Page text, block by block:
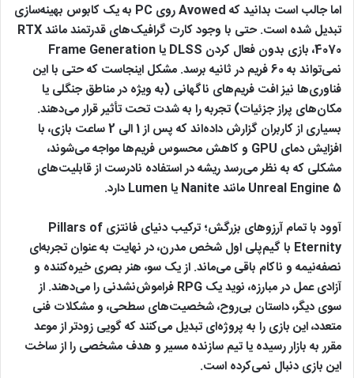
اما جالب است بدانید که Avowed روی PC به یک کابوس بهینه‌سازی
تبدیل شده است. حتی با وجود کارت گرافیک‌های قدرتمند مانند RTX
4070، بازی بدون فعال کردن DLSS یا Frame Generation
نمی‌تواند به 60 فریم در ثانیه برسد. مشکل اینجاست که حتی با این
فناوری‌ها نیز افت فریم‌های ناگهانی (به ویژه در مناطق جنگلی یا
مکان‌های پراز جزئیات) تجربه را به شدت تحت تأثیر قرار می‌دهند.
بسیاری از کاربران گزارش داده‌اند که پس از 1 الی 2 ساعت بازی، با
افزایش دمای GPU و کاهش محسوس فریم‌ها مواجه می‌شوند،
مشکلی که به نظر می‌رسد ریشه در استفاده نادرست از قابلیت‌های
Unreal Engine 5 مانند Nanite یا Lumen دارد.
آوود با تمام آرزوهای بزرگش؛ ترکیب دنیای فانتزی Pillars of
Eternity با گیم‌پلی اول شخص مدرن، در نهایت به عنوان تجربه‌ای
نصفه‌نیمه و ناکام باقی می‌ماند. از یک سو، هنر بصری خیره‌کننده و
آزادی عمل در مبارزه، نوید یک RPG فراموش‌نشدنی را می‌دهند. از
سوی دیگر، داستان بی‌روح، شخصیت‌های سطحی، و مشکلات فنی
متعدد، این بازی را به پروژه‌ای تبدیل می‌کنند که گویی زودتر از موعد
مقرر به بازار رسیده یا تیم سازنده مسیر و هدف مشخصی را از ساخت
این بازی دنبال نمی‌کرده است.